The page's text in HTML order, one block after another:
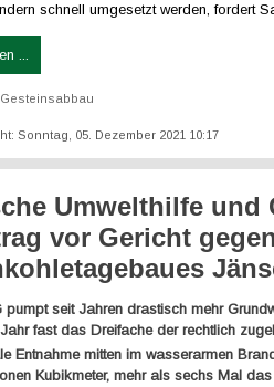
schnell umgesetzt werden, fordert
...
Gesteinsabbau
Sonntag, 05. Dezember 2021 10:17
Umwelthilfe und
vor Gericht
pumpt seit Jahren drastisch mehr
fast das Dreifache der rechtlich
Entnahme mitten im wasserarmen
Kubikmeter, mehr als sechs Mal